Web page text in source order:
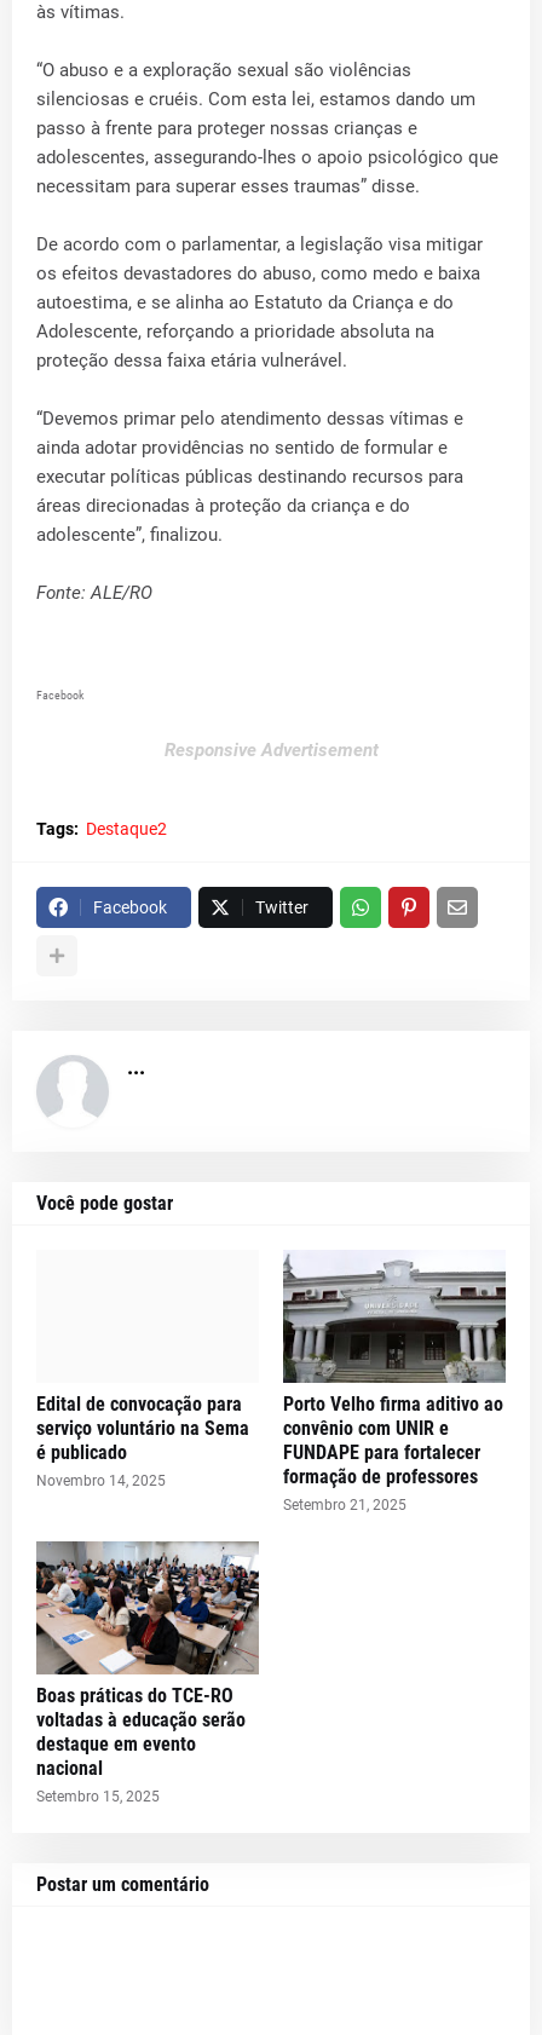
às vítimas.
“O abuso e a exploração sexual são violências
silenciosas e cruéis. Com esta lei, estamos dando um
passo à frente para proteger nossas crianças e
adolescentes, assegurando-lhes o apoio psicológico que
necessitam para superar esses traumas” disse.
De acordo com o parlamentar, a legislação visa mitigar
os efeitos devastadores do abuso, como medo e baixa
autoestima, e se alinha ao Estatuto da Criança e do
Adolescente, reforçando a prioridade absoluta na
proteção dessa faixa etária vulnerável.
“Devemos primar pelo atendimento dessas vítimas e
ainda adotar providências no sentido de formular e
executar políticas públicas destinando recursos para
áreas direcionadas à proteção da criança e do
adolescente”, finalizou.
Fonte: ALE/RO
Facebook
Responsive Advertisement
Tags: Destaque2
Facebook Twitter
...
Você pode gostar
Edital de convocação para
serviço voluntário na Sema
é publicado
Novembro 14, 2025
Porto Velho firma aditivo ao
convênio com UNIR e
FUNDAPE para fortalecer
formação de professores
Setembro 21, 2025
Boas práticas do TCE-RO
voltadas à educação serão
destaque em evento
nacional
Setembro 15, 2025
Postar um comentário